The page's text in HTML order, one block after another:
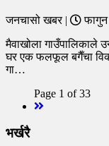
जनचासो खबर |
मैवाखोला गाउँपालिकाले
घर एक फलफूल बगैँचा
गा…
Page 1 of 33
भर्खरै